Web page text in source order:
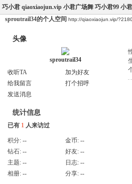
巧小君 qiaoxiaojun.vip 小君广场舞 巧小君99 小
sproutrail34的个人空间 http://qiaoxiaojun.vip/
头像
sproutrail34
收听TA
加为好友
给我留言
打个招呼
发送消息
统计信息
已有 1 人来访过
积分: -- 金币: --
钻石: -- 好友: --
主题: -- 日志: --
相册: -- 分享: --